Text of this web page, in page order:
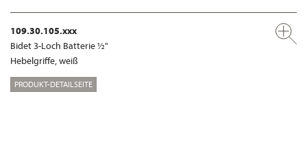
109.30.105.xxx
Bidet 3-Loch Batterie ½"
Hebelgriffe, weiß
PRODUKT-DETAILSEITE